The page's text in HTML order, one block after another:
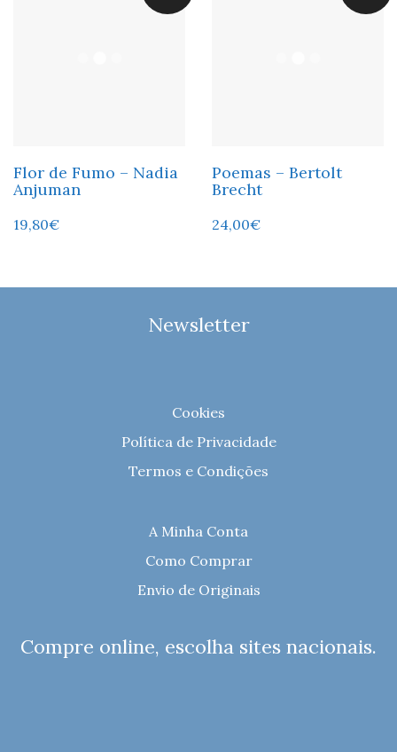
Flor de Fumo – Nadia
Anjuman
19,80€
Poemas – Bertolt
Brecht
24,00€
Newsletter
Cookies
Política de Privacidade
Termos e Condições
A Minha Conta
Como Comprar
Envio de Originais
Compre online, escolha sites nacionais.